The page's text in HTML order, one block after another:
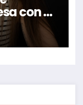
con el